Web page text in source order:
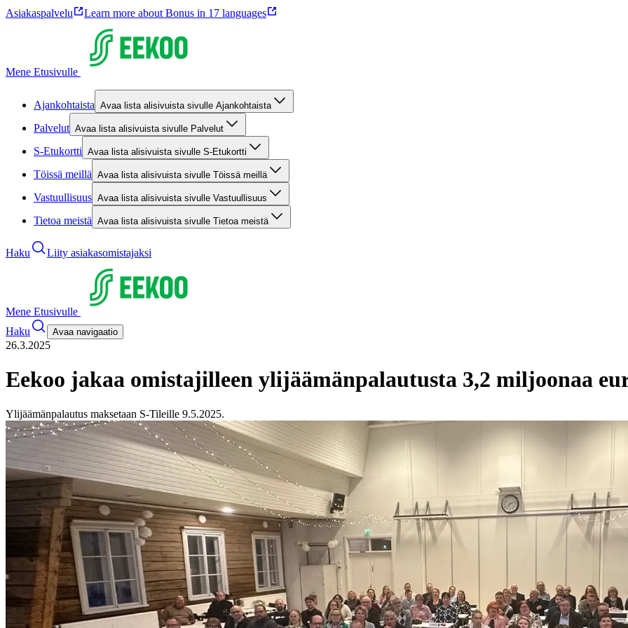
Asiakaspalvelu Learn more about Bonus in 17 languages
Mene Etusivulle
Ajankohtaista Avaa lista alisivuista sivulle Ajankohtaista
Palvelut Avaa lista alisivuista sivulle Palvelut
S-Etukortti Avaa lista alisivuista sivulle S-Etukortti
Töissä meillä Avaa lista alisivuista sivulle Töissä meillä
Vastuullisuus Avaa lista alisivuista sivulle Vastuullisuus
Tietoa meistä Avaa lista alisivuista sivulle Tietoa meistä
Haku Liity asiakasomistajaksi
Mene Etusivulle
Haku
Avaa navigaatio
26.3.2025
Eekoo jakaa omistajilleen ylijäämänpalautusta 3,2 miljoonaa
Ylijäämänpalautus maksetaan S-Tileille 9.5.2025.